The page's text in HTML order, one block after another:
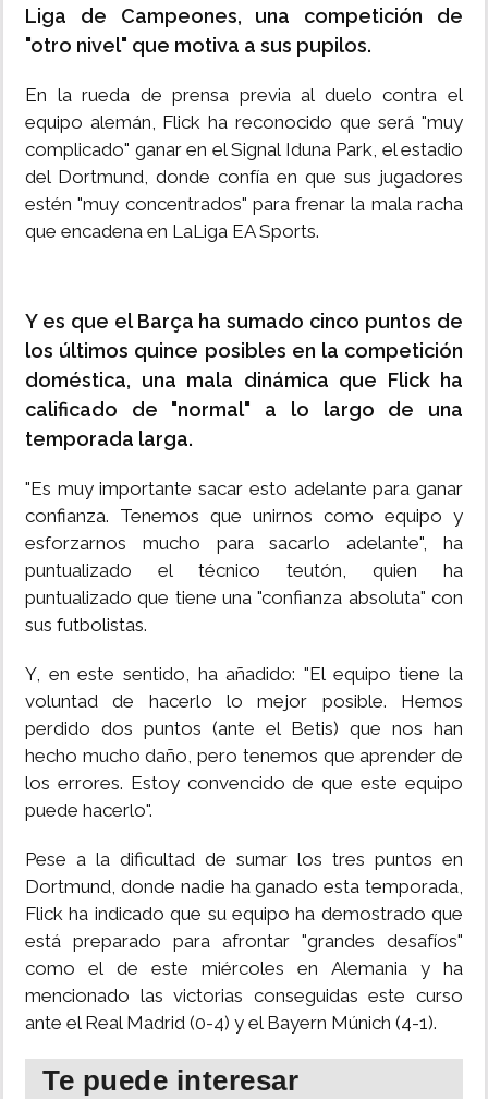
Liga de Campeones, una competición de
"otro nivel" que motiva a sus pupilos.
En la rueda de prensa previa al duelo contra el
equipo alemán, Flick ha reconocido que será "muy
complicado" ganar en el Signal Iduna Park, el estadio
del Dortmund, donde confía en que sus jugadores
estén "muy concentrados" para frenar la mala racha
que encadena en LaLiga EA Sports.
Y es que el Barça ha sumado cinco puntos de
los últimos quince posibles en la competición
doméstica, una mala dinámica que Flick ha
calificado de "normal" a lo largo de una
temporada larga.
"Es muy importante sacar esto adelante para ganar
confianza. Tenemos que unirnos como equipo y
esforzarnos mucho para sacarlo adelante", ha
puntualizado el técnico teutón, quien ha
puntualizado que tiene una "confianza absoluta" con
sus futbolistas.
Y, en este sentido, ha añadido: "El equipo tiene la
voluntad de hacerlo lo mejor posible. Hemos
perdido dos puntos (ante el Betis) que nos han
hecho mucho daño, pero tenemos que aprender de
los errores. Estoy convencido de que este equipo
puede hacerlo".
Pese a la dificultad de sumar los tres puntos en
Dortmund, donde nadie ha ganado esta temporada,
Flick ha indicado que su equipo ha demostrado que
está preparado para afrontar "grandes desafíos"
como el de este miércoles en Alemania y ha
mencionado las victorias conseguidas este curso
ante el Real Madrid (0-4) y el Bayern Múnich (4-1).
Te puede interesar